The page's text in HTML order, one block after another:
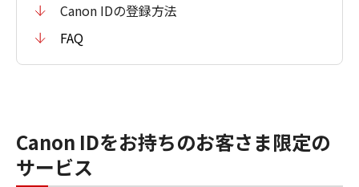
Canon IDの登録方法
FAQ
Canon IDをお持ちのお客さま限定の
サービス